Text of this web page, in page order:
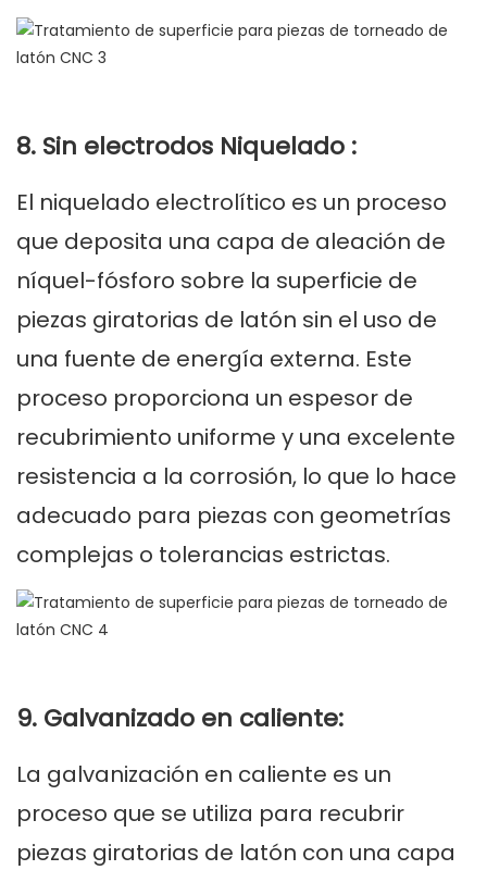
8. Sin electrodos Niquelado :
El niquelado electrolítico es un proceso
que deposita una capa de aleación de
níquel-fósforo sobre la superficie de
piezas giratorias de latón sin el uso de
una fuente de energía externa. Este
proceso proporciona un espesor de
recubrimiento uniforme y una excelente
resistencia a la corrosión, lo que lo hace
adecuado para piezas con geometrías
complejas o tolerancias estrictas.
9. Galvanizado en caliente:
La galvanización en caliente es un
proceso que se utiliza para recubrir
piezas giratorias de latón con una capa